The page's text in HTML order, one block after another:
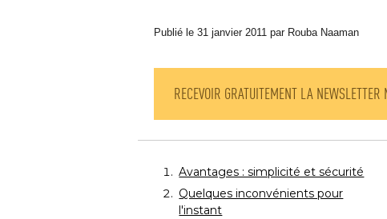
Publié le 31 janvier 2011 par Rouba Naaman
RECEVOIR GRATUITEMENT LA NEWSLETTER
Avantages : simplicité et sécurité
Quelques inconvénients pour
l'instant